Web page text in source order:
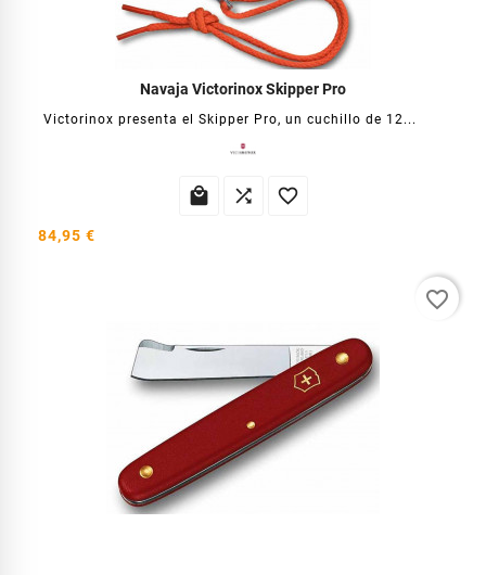
Navaja Victorinox Skipper Pro
Victorinox presenta el Skipper Pro, un cuchillo de 12...
  
84,95 €
favorite_border